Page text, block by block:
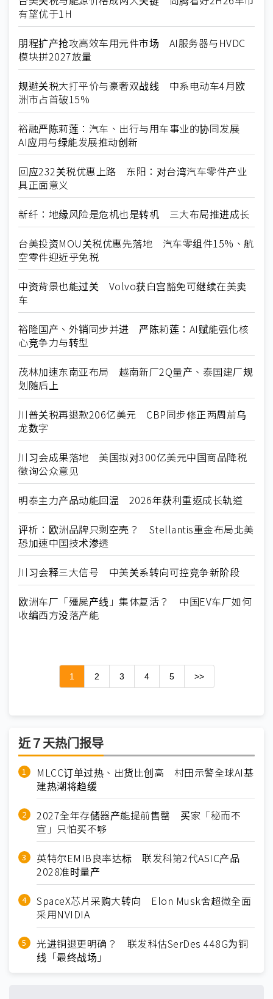
有望优于1H
朋程扩产抢攻高效车用元件市场 AI服务器与HVDC
模块拼2027放量
规避关税大打平价与豪奢双战线 中系电动车4月欧
洲市占首破15%
裕融严陈莉莲：汽车、出行与用车事业的协同发展
AI应用与绿能发展推动创新
回应232关税优惠上路 东阳：对台湾汽车零件产业
具正面意义
新纤：地缘风险是危机也是转机 三大布局推进成长
台美投资MOU关税优惠先落地 汽车零组件15%、航
空零件迎近乎免税
中资背景也能过关 Volvo获白宫豁免可继续在美卖
车
裕隆国产、外销同步并进 严陈莉莲：AI赋能强化核
心竞争力与转型
茂林加速东南亚布局 越南新厂2Q量产、泰国建厂规
划随后上
川普关税再退款206亿美元 CBP同步修正两周前乌
龙数字
川习会成果落地 美国拟对300亿美元中国商品降税
徵询公众意见
明泰主力产品动能回温 2026年获利重返成长轨道
评析：欧洲品牌只剩空壳？ Stellantis重金布局北美
恐加速中国技术渗透
川习会释三大信号 中美关系转向可控竞争新阶段
欧洲车厂「殭屍产线」集体复活？ 中国EV车厂如何
收编西方没落产能
1 2 3 4 5 >>
近７天热门报导
MLCC订单过热、出货比创高 村田示警全球AI基
建热潮将趋缓
2027全年存储器产能提前售罄 买家「秘而不
宣」只怕买不够
英特尔EMIB良率达标 联发科第2代ASIC产品
2028准时量产
SpaceX芯片采购大转向 Elon Musk舍超微全面
采用NVIDIA
光进铜退更明确？ 联发科估SerDes 448G为铜
线「最终战场」